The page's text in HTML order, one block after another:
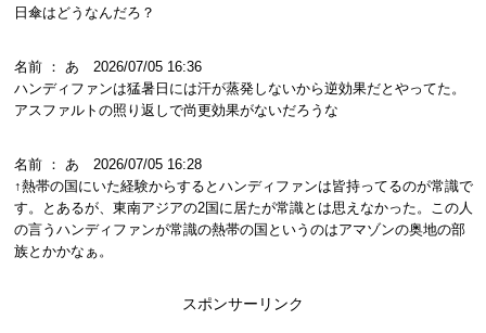
日傘はどうなんだろ？
名前 ： あ 2026/07/05 16:36
ハンディファンは猛暑日には汗が蒸発しないから逆効果だとやってた。
アスファルトの照り返しで尚更効果がないだろうな
名前 ： あ 2026/07/05 16:28
↑熱帯の国にいた経験からするとハンディファンは皆持ってるのが常識で
す。とあるが、東南アジアの2国に居たが常識とは思えなかった。この人
の言うハンディファンが常識の熱帯の国というのはアマゾンの奥地の部
族とかかなぁ。
スポンサーリンク